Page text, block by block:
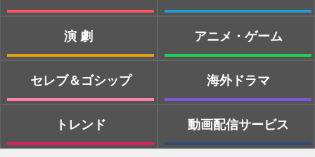
演劇
セレブ＆ゴシップ
トレンド
アニメ・ゲーム
海外ドラマ
動画配信サービス